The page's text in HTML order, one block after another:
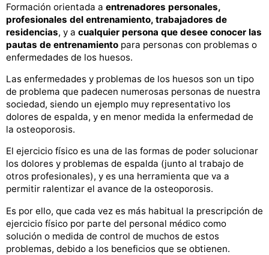
Formación orientada a entrenadores personales,
profesionales del entrenamiento, trabajadores de
residencias, y a cualquier persona que desee conocer las
pautas de entrenamiento para personas con problemas o
enfermedades de los huesos.
Las enfermedades y problemas de los huesos son un tipo
de problema que padecen numerosas personas de nuestra
sociedad, siendo un ejemplo muy representativo los
dolores de espalda, y en menor medida la enfermedad de
la osteoporosis.
El ejercicio físico es una de las formas de poder solucionar
los dolores y problemas de espalda (junto al trabajo de
otros profesionales), y es una herramienta que va a
permitir ralentizar el avance de la osteoporosis.
Es por ello, que cada vez es más habitual la prescripción de
ejercicio físico por parte del personal médico como
solución o medida de control de muchos de estos
problemas, debido a los beneficios que se obtienen.